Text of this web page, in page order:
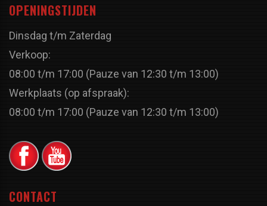
OPENINGSTIJDEN
Dinsdag t/m Zaterdag
Verkoop:
08:00 t/m 17:00 (Pauze van 12:30 t/m 13:00)
Werkplaats (op afspraak):
08:00 t/m 17:00 (Pauze van 12:30 t/m 13:00)
CONTACT